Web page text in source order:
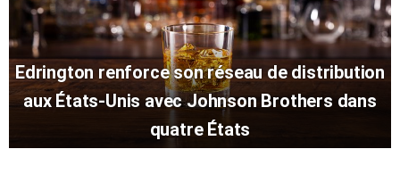
Edrington renforce son réseau de distribution
aux États-Unis avec Johnson Brothers dans
quatre États